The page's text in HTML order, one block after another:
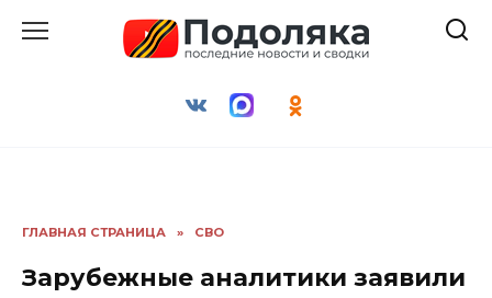
ГЛАВНАЯ СТРАНИЦА » СВО
Зарубежные аналитики заявили